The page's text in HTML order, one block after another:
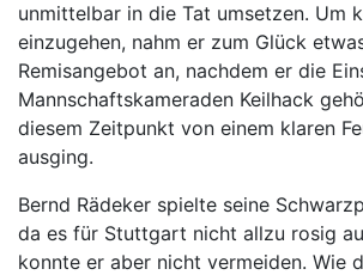
unmittelbar in die Tat umsetzen. Um
einzugehen, nahm er zum Glück
Remisangebot an, nachdem er die
Mannschaftskameraden Keilhack
diesem Zeitpunkt von einem klaren
ausging.
Bernd Rädeker spielte seine
da es für Stuttgart nicht allzu rosig
konnte er aber nicht vermeiden. Wie